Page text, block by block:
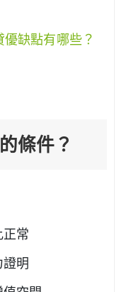
優缺點有哪些？
條件？
正常
明